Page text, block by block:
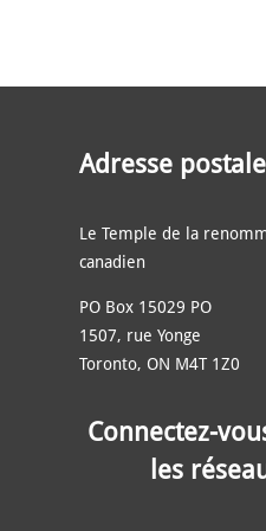
Adresse postale
Le Temple de la
canadien
PO Box 15029 PO
1507, rue Yonge
Toronto, ON M4T 1Z0
Connectez-
les